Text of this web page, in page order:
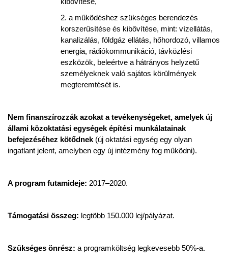
2. a működéshez szükséges berendezés
korszerűsítése és kibővítése, mint: vízellátás,
kanalizálás, földgáz ellátás, hőhordozó, villamos
energia, rádiókommunikáció, távközlési
eszközök, beleértve a hátrányos helyzetű
személyeknek való sajátos körülmények
megteremtését is.
Nem finanszírozzák azokat a tevékenységeket, amelyek új
állami közoktatási egységek építési munkálatainak
befejezéséhez kötődnek (új oktatási egység egy olyan
ingatlant jelent, amelyben egy új intézmény fog működni).
A program futamideje: 2017–2020.
Támogatási összeg: legtöbb 150.000 lej/pályázat.
Szükséges önrész: a programköltség legkevesebb 50%-a.